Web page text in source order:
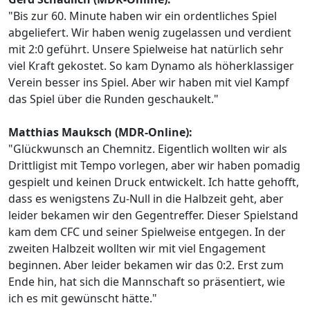
"Bis zur 60. Minute haben wir ein ordentliches Spiel
abgeliefert. Wir haben wenig zugelassen und verdient
mit 2:0 geführt. Unsere Spielweise hat natürlich sehr
viel Kraft gekostet. So kam Dynamo als höherklassiger
Verein besser ins Spiel. Aber wir haben mit viel Kampf
das Spiel über die Runden geschaukelt."
Matthias Mauksch (MDR-Online):
"Glückwunsch an Chemnitz. Eigentlich wollten wir als
Drittligist mit Tempo vorlegen, aber wir haben pomadig
gespielt und keinen Druck entwickelt. Ich hatte gehofft,
dass es wenigstens Zu-Null in die Halbzeit geht, aber
leider bekamen wir den Gegentreffer. Dieser Spielstand
kam dem CFC und seiner Spielweise entgegen. In der
zweiten Halbzeit wollten wir mit viel Engagement
beginnen. Aber leider bekamen wir das 0:2. Erst zum
Ende hin, hat sich die Mannschaft so präsentiert, wie
ich es mit gewünscht hätte."